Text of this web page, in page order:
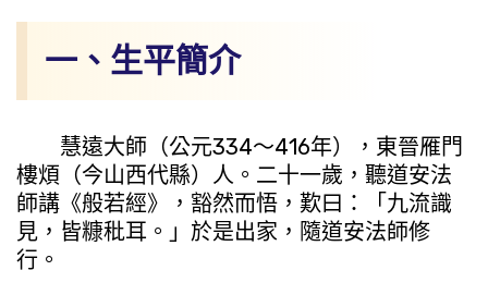
一、生平簡介
慧遠大師（公元334～416年），東晉雁門
樓煩（今山西代縣）人。二十一歲，聽道安法
師講《般若經》，豁然而悟，歎曰：「九流識
見，皆糠秕耳。」於是出家，隨道安法師修
行。